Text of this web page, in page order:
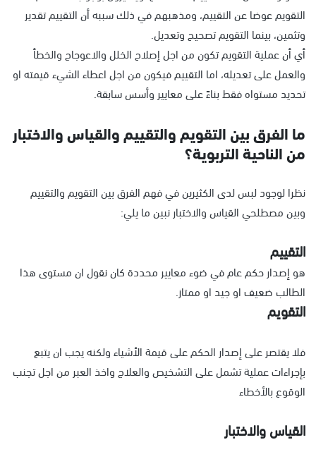
التقويم عوضا عن التقييم، ومذهبهم في ذلك سببه أن التقييم تقدير
وتثمين، بينما التقويم تصحيح وتعديل.
أي أن عملية التقويم تكون من اجل إصلاح الخلل والاعوجاج والخطأ
والعمل على تعديله، اما التقييم فيكون من اجل اعطاء الشيء قيمته او
تحديد مستواه فقط بناءً على معايير وأسس سابقة.
ما الفرق بين التقويم والتقييم والقياس والاختبار
من الناحية التربوية؟
نظرا لوجود لبس لدى الكثيرين في فهم الفرق بين التقويم والتقييم
وبين مصطلحي القياس والاختبار نبين ما يلي:
التقييم
هو إصدار حكم عام في ضوء معايير محددة كان نقول ان مستوى هذا
الطالب ضعيف او جيد او ممتاز.
التقويم
فلا يقتصر على إصدار الحكم على قيمة الأشياء ولكنه يجب ان يتبع
بإجراءات عملية تشمل على التشخيص والعلاج واخذ العبر من اجل تجنب
الوقوع بالأخطاء
القياس والاختبار